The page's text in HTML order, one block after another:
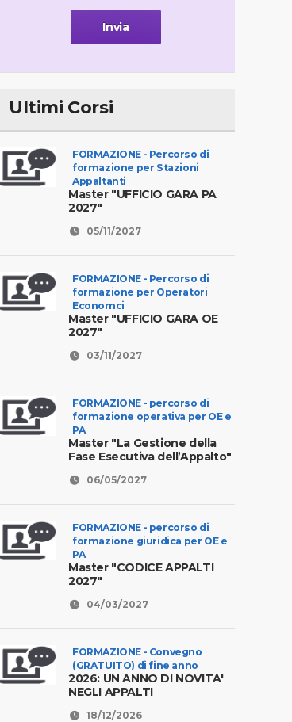
Ultimi Corsi
FORMAZIONE - Percorso di
formazione per Stazioni
Appaltanti
Master "UFFICIO GARA PA
2027"
05/11/2027
FORMAZIONE - Percorso di
formazione per Operatori
Economci
Master "UFFICIO GARA OE
2027"
03/11/2027
FORMAZIONE - percorso di
formazione operativa per OE e
PA
Master "La Gestione della
Fase Esecutiva dell’Appalto"
06/05/2027
FORMAZIONE - percorso di
formazione giuridica per OE e
PA
Master "CODICE APPALTI
2027"
04/03/2027
FORMAZIONE - Convegno
(GRATUITO) di fine anno
2026: UN ANNO DI NOVITA'
NEGLI APPALTI
18/12/2026